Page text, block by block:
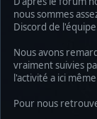
nous sommes
Discord de
Nous avons
vraiment suivies
l'activité a ici
Pour nous